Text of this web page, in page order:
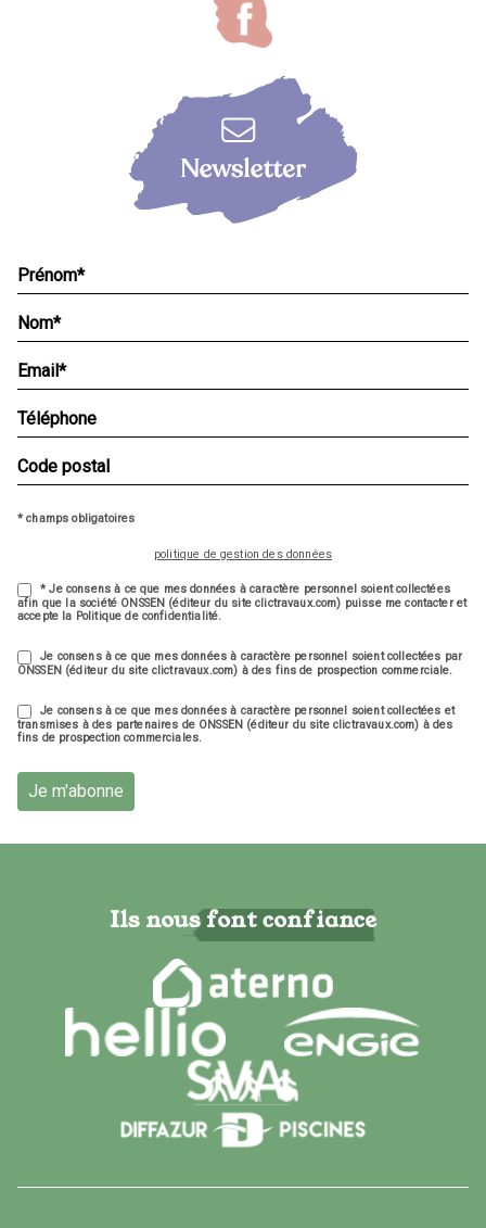
* champs obligatoires
politique de gestion des données
* Je consens à ce que mes données à caractère personnel soient collectées
afin que la société ONSSEN (éditeur du site clictravaux.com) puisse me contacter et
accepte la Politique de confidentialité.
Je consens à ce que mes données à caractère personnel soient collectées par
ONSSEN (éditeur du site clictravaux.com) à des fins de prospection commerciale.
Je consens à ce que mes données à caractère personnel soient collectées et
transmises à des partenaires de ONSSEN (éditeur du site clictravaux.com) à des
fins de prospection commerciales.
Je m'abonne
Ils nous font confiance